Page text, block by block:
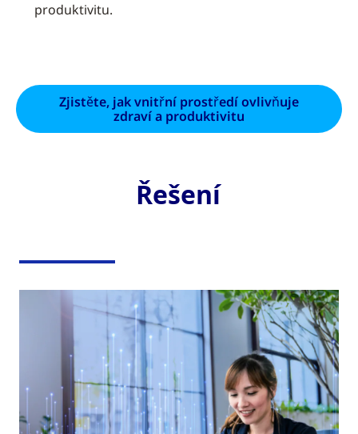
produktivitu.
Zjistěte, jak vnitřní prostředí ovlivňuje
zdraví a produktivitu
Řešení